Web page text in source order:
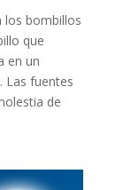
los bombillos
que
en un
Las fuentes
de